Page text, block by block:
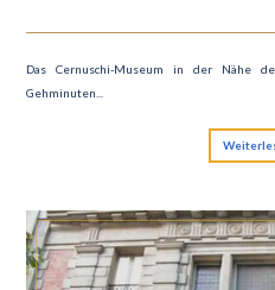
Das Cernuschi-Museum in der Nähe
Gehminuten...